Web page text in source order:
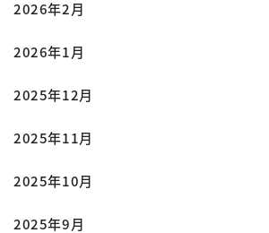
2026年2月
2026年1月
2025年12月
2025年11月
2025年10月
2025年9月